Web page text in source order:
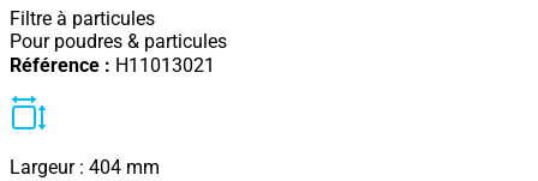
Filtre à particules
Pour poudres & particules
Référence : H11013021
Largeur : 404 mm